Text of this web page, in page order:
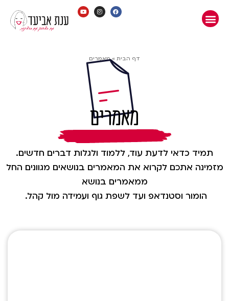
דף הבית »מאמרים
מאמרים
תמיד כדאי לדעת עוד, ללמוד ולגלות דברים חדשים.
מזמינה אתכם לקרוא את המאמרים בנושאים מגוונים החל
ממאמרים בנושא
הומור וסטנדאפ ועד לשפת גוף ועמידה מול קהל.